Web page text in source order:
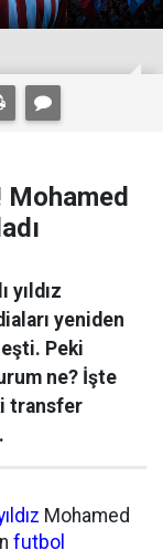
yıldız
yeniden
Peki
ne? İşte
transfer
Mohamed
futbol